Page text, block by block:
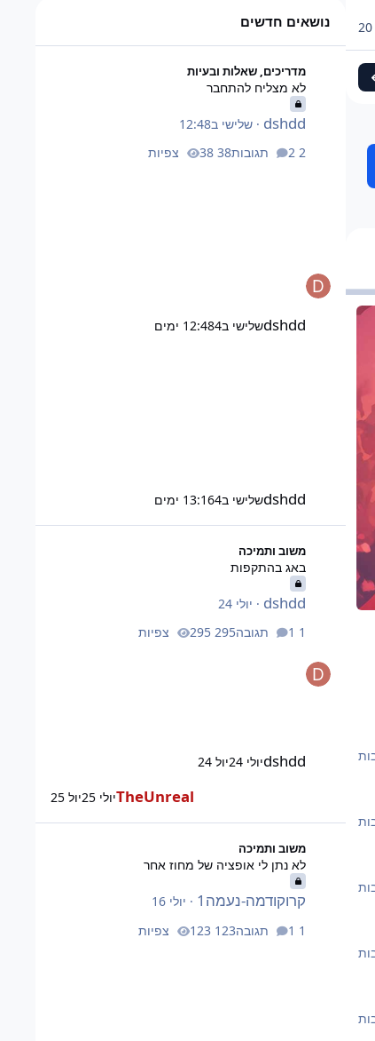
נושאים חדשים
לא מצליח להתחבר
מדריכים, שאלות ובעיות
לא מצליח להתחבר
dshdd
· שלישי ב12:48
2 תגובות
38 צפיות
dshddשלישי ב12:484 ימים
dshddשלישי ב13:164 ימים
משוב ותמיכה
באג בהתקפות
dshdd
· יולי 24
1 תגובה
295 צפיות
dshddיולי 24 יול 24
TheUnrealיולי 25 יול 25
משוב ותמיכה
לא נתן לי אופציה של מחוז אחר
קרוקודמה-נעמה1 · יולי 16
1 תגובה
123 צפיות